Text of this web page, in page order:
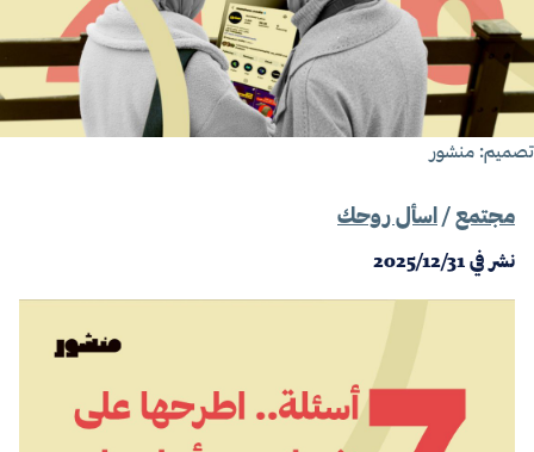
منشور
مجتمع/ اسأل روحك
نشر في2025/12/31